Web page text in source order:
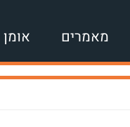
מאמרים אומן